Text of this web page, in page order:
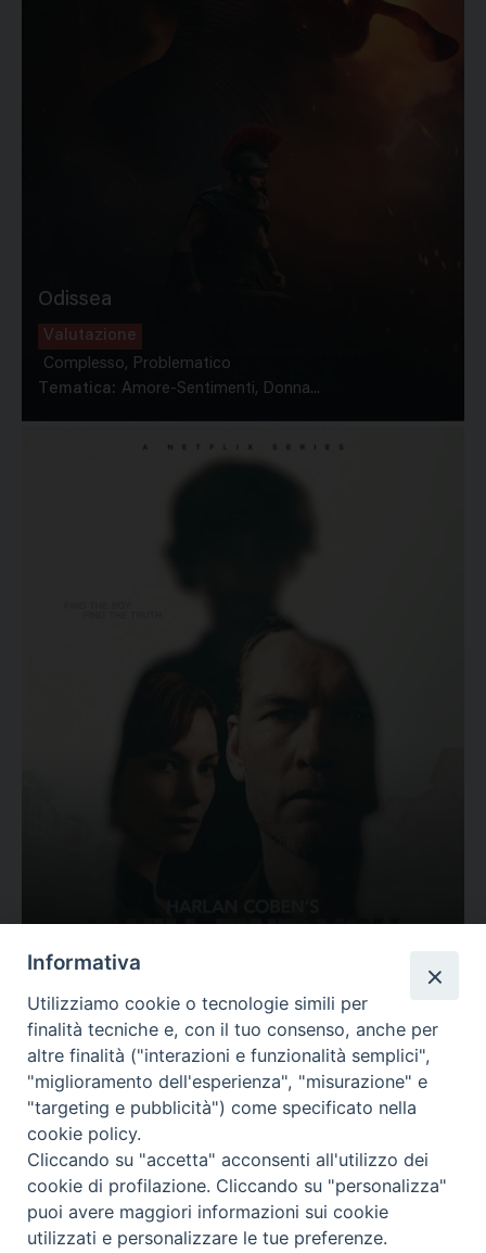
Odissea
Valutazione
Complesso, Problematico
Tematica: Amore-Sentimenti, Donna...
Valutazione
Complesso, Problematico
Tematica: Amore-Sentimenti, Carcere...
Informativa
Utilizziamo cookie o tecnologie simili per
finalità tecniche e, con il tuo consenso, anche per
altre finalità ("interazioni e funzionalità semplici",
"miglioramento dell'esperienza", "misurazione" e
"targeting e pubblicità") come specificato nella
cookie policy.
Cliccando su "accetta" acconsenti all'utilizzo dei
cookie di profilazione. Cliccando su "personalizza"
puoi avere maggiori informazioni sui cookie
utilizzati e personalizzare le tue preferenze.